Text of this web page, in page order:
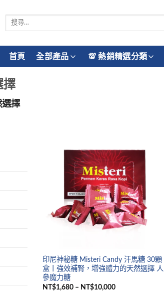
搜
鍵
字:
首頁 全部產品 💯 熱銷精選分類
擇
選擇
印尼神秘糖 Misteri Candy 汗馬糖 30顆
盒丨強效補腎，增強體力的天然選擇 人
參魔力糖
NT$1,680 – NT$10,000